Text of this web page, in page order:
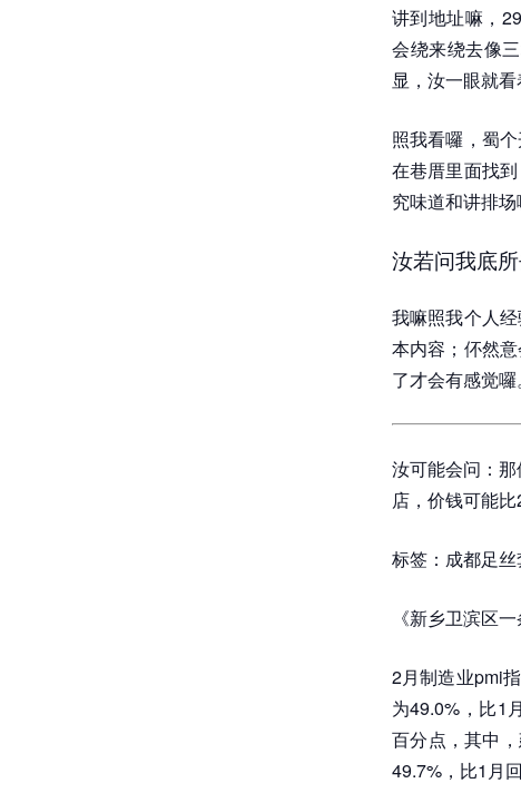
讲到地址嘛，
会绕来绕去像
显，汝一眼就看
照我看囉，蜀
在巷厝里面找
究味道和讲排场
汝若问我底
我嘛照我个人
本内容；伓然
了才会有感觉囉。
汝可能会问：
店，价钱可能
标签：成都足
《新乡卫滨区
2月制造业pmi
为49.0%，比1
百分点，其中
49.7%，比1月